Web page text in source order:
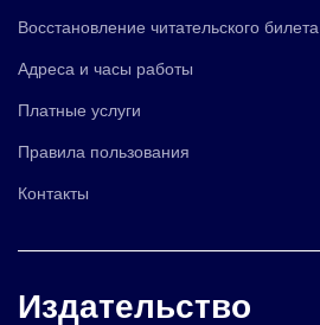
Восстановление читательского билета
Адреса и часы работы
Платные услуги
Правила пользования
Контакты
Издательство